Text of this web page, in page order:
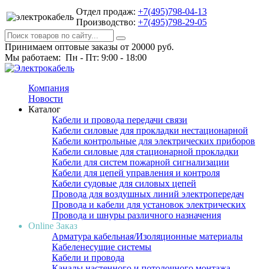
Отдел продаж: +7(495)798-04-13
Производство: +7(495)798-29-05
Принимаем оптовые заказы от 20000 руб.
Мы работаем: Пн - Пт: 9:00 - 18:00
Компания
Новости
Каталог
Кабели и провода передачи связи
Кабели силовые для прокладки нестационарной
Кабели контрольные для электрических приборов
Кабели силовые для стационарной прокладки
Кабели для систем пожарной сигнализации
Кабели для цепей управления и контроля
Кабели судовые для силовых цепей
Провода для воздушных линий электропередач
Провода и кабели для установок электрических
Провода и шнуры различного назначения
Online Заказ
Арматура кабельная/Изоляционные материалы
Кабеленесущие системы
Кабели и провода